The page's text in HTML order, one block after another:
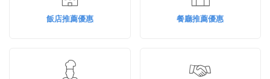
飯店推薦優惠 餐廳推薦優惠